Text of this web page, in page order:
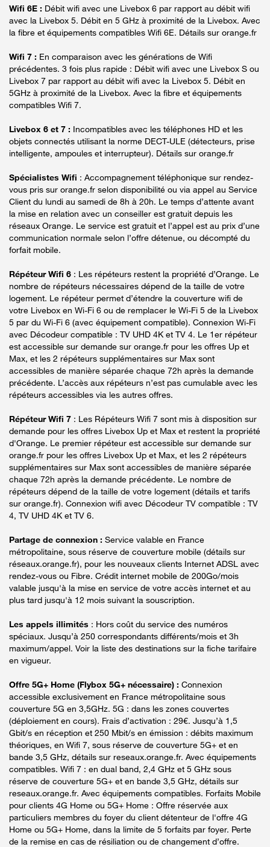
Wifi 6E : Débit wifi avec une Livebox 6 par rapport au débit wifi
avec la Livebox 5. Débit en 5 GHz à proximité de la Livebox. Avec
la fibre et équipements compatibles Wifi 6E. Détails sur orange.fr
Wifi 7 : En comparaison avec les générations de Wifi
précédentes. 3 fois plus rapide : Débit wifi avec une Livebox S ou
Livebox 7 par rapport au débit wifi avec la Livebox 5. Débit en
5GHz à proximité de la Livebox. Avec la fibre et équipements
compatibles Wifi 7.
Livebox 6 et 7 : Incompatibles avec les téléphones HD et les
objets connectés utilisant la norme DECT-ULE (détecteurs, prise
intelligente, ampoules et interrupteur). Détails sur orange.fr
Spécialistes Wifi : Accompagnement téléphonique sur rendez-
vous pris sur orange.fr selon disponibilité ou via appel au Service
Client du lundi au samedi de 8h à 20h. Le temps d’attente avant
la mise en relation avec un conseiller est gratuit depuis les
réseaux Orange. Le service est gratuit et l’appel est au prix d’une
communication normale selon l’offre détenue, ou décompté du
forfait mobile.
Répéteur Wifi 6 : Les répéteurs restent la propriété d’Orange. Le
nombre de répéteurs nécessaires dépend de la taille de votre
logement. Le répéteur permet d’étendre la couverture wifi de
votre Livebox en Wi-Fi 6 ou de remplacer le Wi-Fi 5 de la Livebox
5 par du Wi-Fi 6 (avec équipement compatible). Connexion Wi-Fi
avec Décodeur compatible : TV UHD 4K et TV 4. Le 1er répéteur
est accessible sur demande sur orange.fr pour les offres Up et
Max, et les 2 répéteurs supplémentaires sur Max sont
accessibles de manière séparée chaque 72h après la demande
précédente. L’accès aux répéteurs n’est pas cumulable avec les
répéteurs accessibles via les autres offres.
Répéteur Wifi 7 : Les Répéteurs Wifi 7 sont mis à disposition sur
demande pour les offres Livebox Up et Max et restent la propriété
d'Orange. Le premier répéteur est accessible sur demande sur
orange.fr pour les offres Livebox Up et Max, et les 2 répéteurs
supplémentaires sur Max sont accessibles de manière séparée
chaque 72h après la demande précédente. Le nombre de
répéteurs dépend de la taille de votre logement (détails et tarifs
sur orange.fr). Connexion wifi avec Décodeur TV compatible : TV
4, TV UHD 4K et TV 6.
Partage de connexion : Service valable en France
métropolitaine, sous réserve de couverture mobile (détails sur
réseaux.orange.fr), pour les nouveaux clients Internet ADSL avec
rendez-vous ou Fibre. Crédit internet mobile de 200Go/mois
valable jusqu'à la mise en service de votre accès internet et au
plus tard jusqu'à 12 mois suivant la souscription.
Les appels illimités : Hors coût du service des numéros
spéciaux. Jusqu’à 250 correspondants différents/mois et 3h
maximum/appel. Voir la liste des destinations sur la fiche tarifaire
en vigueur.
Offre 5G+ Home (Flybox 5G+ nécessaire) : Connexion
accessible exclusivement en France métropolitaine sous
couverture 5G en 3,5GHz. 5G : dans les zones couvertes
(déploiement en cours). Frais d’activation : 29€. Jusqu’à 1,5
Gbit/s en réception et 250 Mbit/s en émission : débits maximum
théoriques, en Wifi 7, sous réserve de couverture 5G+ et en
bande 3,5 GHz, détails sur reseaux.orange.fr. Avec équipements
compatibles. Wifi 7 : en dual band, 2,4 GHz et 5 GHz sous
réserve de couverture 5G+ et en bande 3,5 GHz, détails sur
reseaux.orange.fr. Avec équipements compatibles. Forfaits Mobile
pour clients 4G Home ou 5G+ Home : Offre réservée aux
particuliers membres du foyer du client détenteur de l'offre 4G
Home ou 5G+ Home, dans la limite de 5 forfaits par foyer. Perte
de la remise en cas de résiliation ou de changement d’offre.